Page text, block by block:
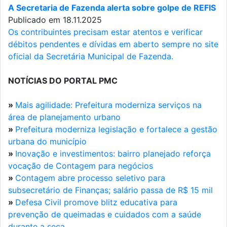
A Secretaria de Fazenda alerta sobre golpe de REFIS
Publicado em 18.11.2025
Os contribuintes precisam estar atentos e verificar
débitos pendentes e dívidas em aberto sempre no site
oficial da Secretária Municipal de Fazenda.
NOTÍCIAS DO PORTAL PMC
» Mais agilidade: Prefeitura moderniza serviços na
área de planejamento urbano
» Prefeitura moderniza legislação e fortalece a gestão
urbana do município
» Inovação e investimentos: bairro planejado reforça
vocação de Contagem para negócios
» Contagem abre processo seletivo para
subsecretário de Finanças; salário passa de R$ 15 mil
» Defesa Civil promove blitz educativa para
prevenção de queimadas e cuidados com a saúde